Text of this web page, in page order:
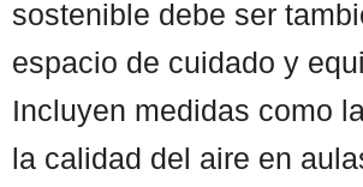
sostenible debe ser
espacio de cuidado y
Incluyen medidas como
la calidad del aire en